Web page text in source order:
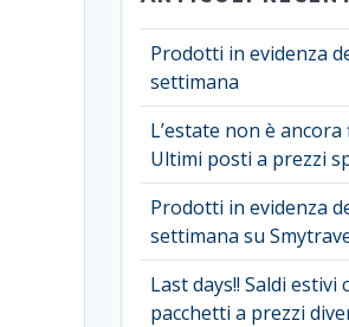
Prodotti in evidenza
settimana
L’estate non è
Ultimi posti a prezzi
Prodotti in evidenza
settimana su
Last days!! Saldi estivi
pacchetti a prezzi